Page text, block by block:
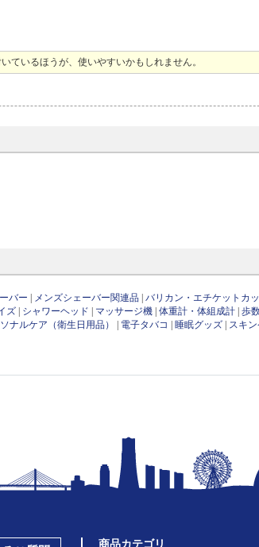
ているほうが、使いやすいかもしれません。
バー メンズシェーバー関連品 |バリカン・エチケットカ
ズ シャワーヘッド マッサージ機 |体重計・体組成計 |歩
ナルケア（衛生日用品） 電子タバコ 睡眠グッズ スキ
商品カテゴリ